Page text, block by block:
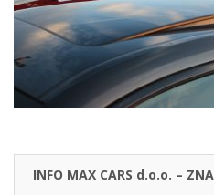
INFO MAX CARS d.o.o. –